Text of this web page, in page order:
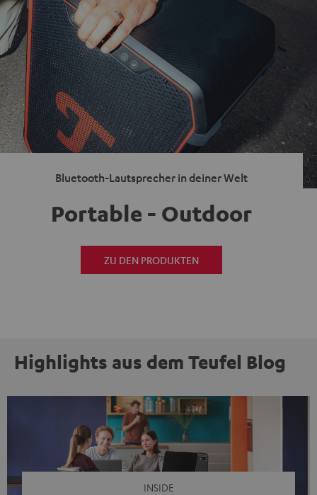
Bluetooth-Lautsprecher in deiner Welt
Portable - Outdoor
ZU DEN PRODUKTEN
Highlights aus dem Teufel Blog
INSIDE